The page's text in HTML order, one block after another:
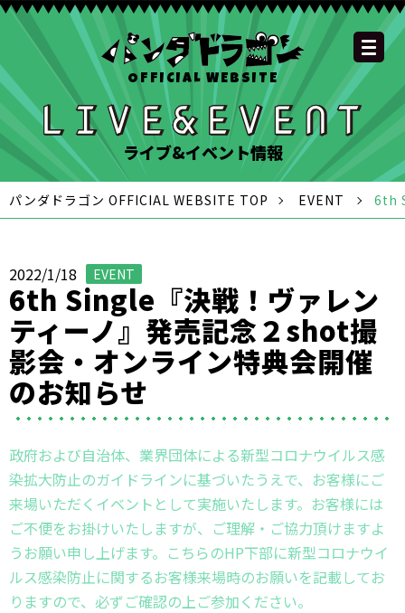
OFFICIAL WEBSITEOFFICIAL SITE TOP
NEWS MEMBER
SCHEDULE DISCOGRAPHY
GOODS
FAQ CONTACT
YOUTUBE
CHANNEL
INSTAGRAM
OFFICIAL
TWITTER
OFFICIAL LINE
ACCOUNT
OFFICIAL
TIKTOK
ライブ&イベント情報
パンダドラゴン OFFICIAL WEBSITE TOP EVENT 6th
2022/1/18 EVENT
6th Single『決戦！ヴァレン
ティーノ』発売記念２shot撮
影会・オンライン特典会開催
のお知らせ
政府および自治体、業界団体による新型コロナウイルス感
染拡大防止のガイドラインに基づいたうえで、お客様にご
来場いただくイベントとして実施いたします。お客様には
ご不便をお掛けいたしますが、ご理解・ご協力頂けますよ
うお願い申し上げます。こちらのHP下部に新型コロナウイ
ルス感染防止に関するお客様来場時のお願いを記載してお
りますので、必ずご確認の上ご参加ください。